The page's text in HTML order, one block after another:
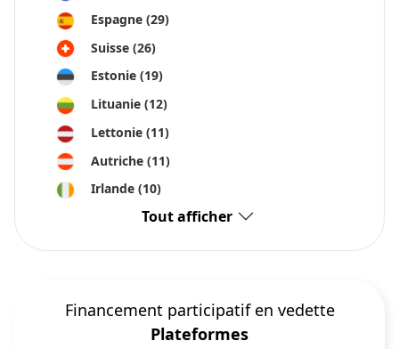
Espagne (29)
Suisse (26)
Estonie (19)
Lituanie (12)
Lettonie (11)
Autriche (11)
Irlande (10)
Tout afficher
Financement participatif en vedette
Plateformes